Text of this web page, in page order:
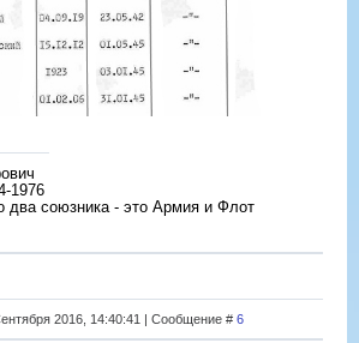
1976
два союзника - это Армия и Флот
2016, 14:40:41 | Сообщение # 6